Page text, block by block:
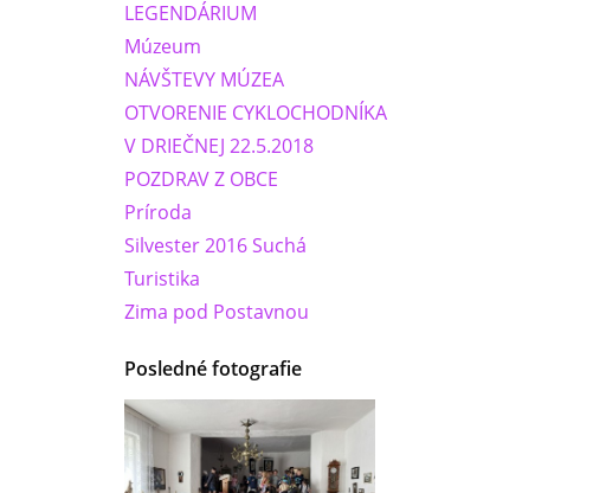
LEGENDÁRIUM
Múzeum
NÁVŠTEVY MÚZEA
OTVORENIE CYKLOCHODNÍKA
V DRIEČNEJ 22.5.2018
POZDRAV Z OBCE
Príroda
Silvester 2016 Suchá
Turistika
Zima pod Postavnou
Posledné fotografie